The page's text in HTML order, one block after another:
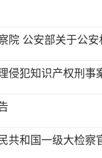
院 公安部关于公安
侵犯知识产权刑事
共和国一级大检察